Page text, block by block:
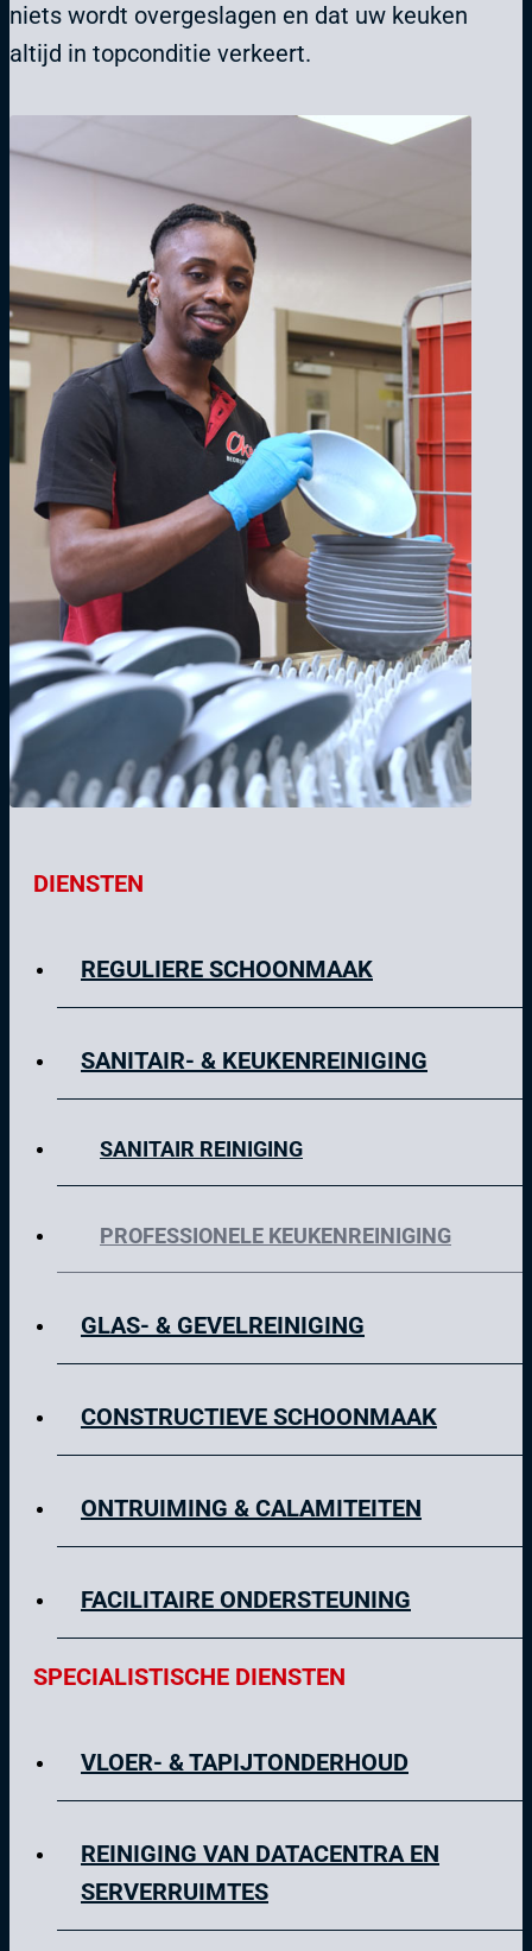
niets wordt overgeslagen en dat uw keuken
altijd in topconditie verkeert.
DIENSTEN
REGULIERE SCHOONMAAK
SANITAIR- & KEUKENREINIGING
SANITAIR REINIGING
PROFESSIONELE KEUKENREINIGING
GLAS- & GEVELREINIGING
CONSTRUCTIEVE SCHOONMAAK
ONTRUIMING & CALAMITEITEN
FACILITAIRE ONDERSTEUNING
SPECIALISTISCHE DIENSTEN
VLOER- & TAPIJTONDERHOUD
REINIGING VAN DATACENTRA EN
SERVERRUIMTES